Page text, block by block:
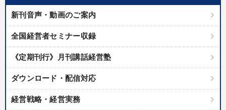
新刊音声・動画のご案内
全国経営者セミナー収録
《定期刊行》月刊講話経営塾
ダウンロード・配信対応
経営戦略・経営実務